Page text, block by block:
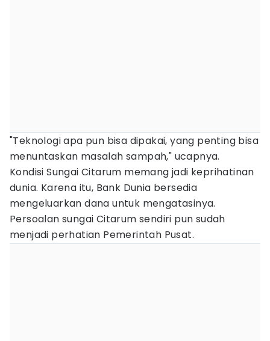
"Teknologi apa pun bisa dipakai, yang penting bisa
menuntaskan masalah sampah," ucapnya.
Kondisi Sungai Citarum memang jadi keprihatinan
dunia. Karena itu, Bank Dunia bersedia
mengeluarkan dana untuk mengatasinya.
Persoalan sungai Citarum sendiri pun sudah
menjadi perhatian Pemerintah Pusat.